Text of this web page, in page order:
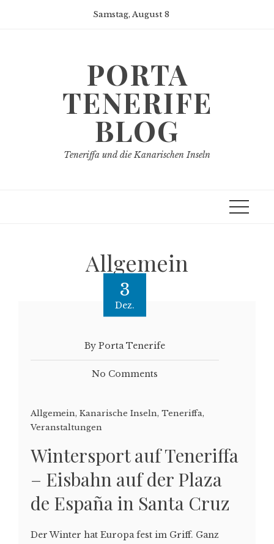
Samstag, August 8
PORTA
TENERIFE
BLOG
Teneriffa und die Kanarischen Inseln
Allgemein
3
Dez.
By Porta Tenerife
No Comments
Allgemein, Kanarische Inseln, Teneriffa,
Veranstaltungen
Wintersport auf Teneriffa
– Eisbahn auf der Plaza
de España in Santa Cruz
Der Winter hat Europa fest im Griff. Ganz